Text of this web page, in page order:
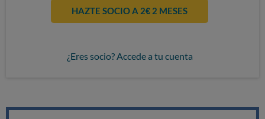
HAZTE SOCIO A 2€ 2 MESES
¿Eres socio? Accede a tu cuenta